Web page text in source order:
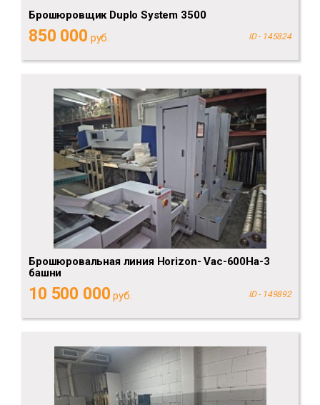
Брошюровщик Duplo System 3500
850 000 руб. ID - 145824
Брошюровальная линия Horizon- Vac-600Ha-3
башни
10 500 000 руб. ID - 149892